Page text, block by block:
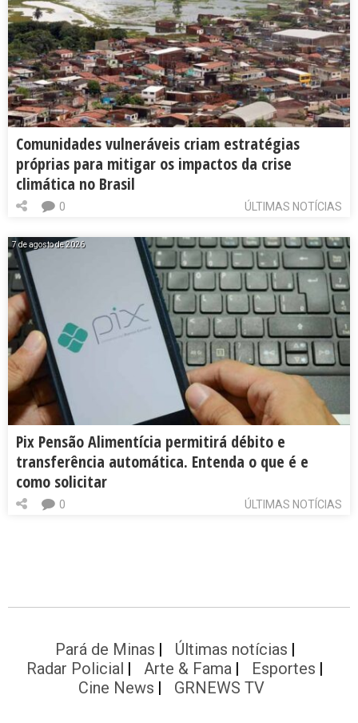
Comunidades vulneráveis criam estratégias
próprias para mitigar os impactos da crise
climática no Brasil
ÚLTIMAS NOTÍCIAS
0
7 de agosto de 2026
Pix Pensão Alimentícia permitirá débito e
transferência automática. Entenda o que é e
como solicitar
ÚLTIMAS NOTÍCIAS
0
Pará de Minas
Últimas notícias
Radar Policial
Arte & Fama
Esportes
Cine News
GRNEWS TV